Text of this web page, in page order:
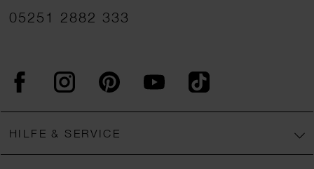
05251 2882 333
FacebookInstagram PinterestYouTubeTikTok
HILFE & SERVICE